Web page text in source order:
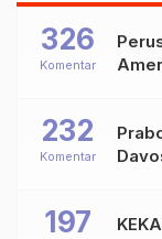
326
Komentar
232
Komentar
197